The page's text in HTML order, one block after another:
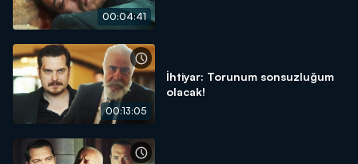
00:04:41
00:13:05
İhtiyar: Torunum sonsuzluğum
olacak!